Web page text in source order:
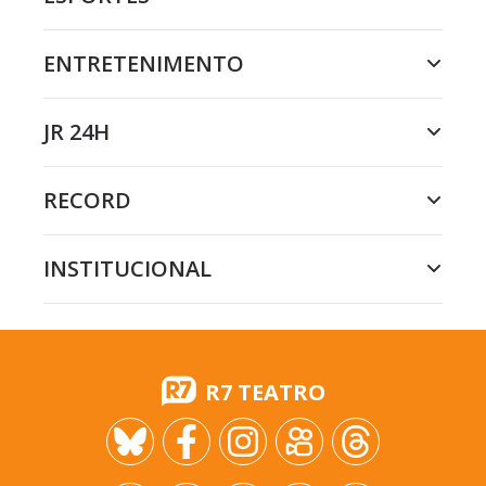
ENTRETENIMENTO
JR 24H
RECORD
INSTITUCIONAL
R7 TEATRO